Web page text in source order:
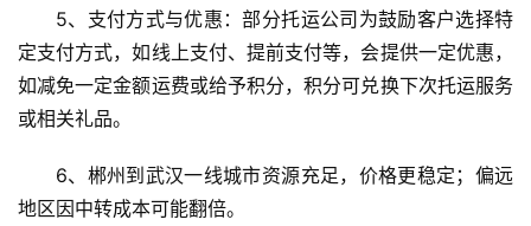
5、支付方式与优惠：部分托运公司为鼓励客户选择特
定支付方式，如线上支付、提前支付等，会提供一定优惠，
如减免一定金额运费或给予积分，积分可兑换下次托运服务
或相关礼品。
6、郴州到武汉一线城市资源充足，价格更稳定；偏远
地区因中转成本可能翻倍。